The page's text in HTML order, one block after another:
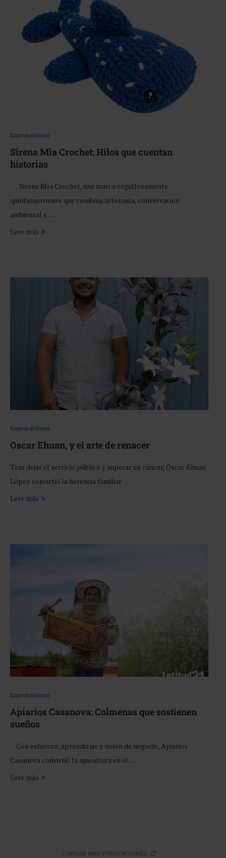
Emprendedores
Sirena Mia Crochet: Hilos que cuentan
historias
Sirena Mía Crochet, una marca orgullosamente
quintanarroense que combina artesanía, conservación
ambiental y …
Leer más
Emprendedores
Oscar Ehuan, y el arte de renacer
Tras dejar el servicio público y superar un cáncer, Óscar Ehuan
López convirtió la herencia familiar …
Leer más
Emprendedores
Apiarios Casanova: Colmenas que sostienen
sueños
Con esfuerzo, aprendizaje y visión de negocio, Apiarios
Casanova convirtió la apicultura en el …
Leer más
CARGAR MÁS PUBLICACIONES